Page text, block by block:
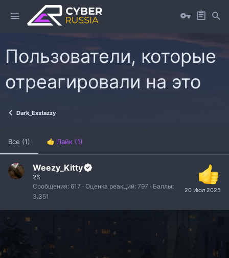
Пользователи, которые
отреагировали на это
Dark_Exstazzy
Все (1) Лайк (1)
20 Июл 2025
Weezy_Kitty
26
Сообщения 617 Оценка реакций 797
Баллы
3.351